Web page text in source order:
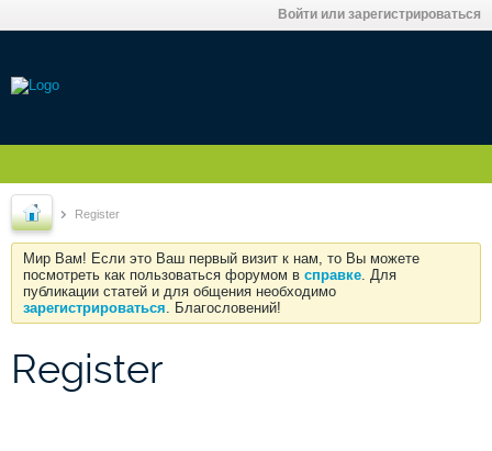
Войти или зарегистрироваться
Register
Мир Вам! Если это Ваш первый визит к нам, то Вы можете
посмотреть как пользоваться форумом в справке. Для
публикации статей и для общения необходимо
зарегистрироваться. Благословений!
Register